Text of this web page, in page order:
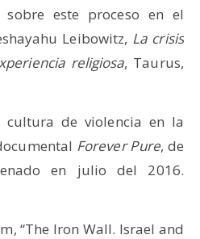
este proceso en el
Leibowitz, La crisis
religiosa, Taurus,
de violencia en la
Forever Pure, de
en julio del 2016.
“The Iron Wall. Israel and